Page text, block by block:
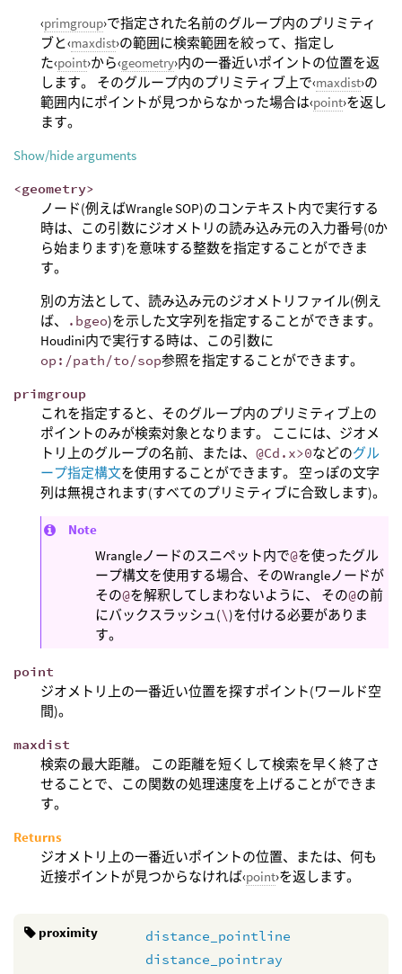
‹primgroup›で指定された名前のグループ内のプリミティ
ブと‹maxdist›の範囲に検索範囲を絞って、指定し
た‹point›から‹geometry›内の一番近いポイントの位置を返
します。 そのグループ内のプリミティブ上で‹maxdist›の
範囲内にポイントが見つからなかった場合は‹point›を返し
ます。
Show/hide arguments
<geometry>
ノード(例えばWrangle SOP)のコンテキスト内で実行する
時は、この引数にジオメトリの読み込み元の入力番号(0か
ら始まります)を意味する整数を指定することができま
す。
別の方法として、読み込み元のジオメトリファイル(例え
ば、
.bgeo)を示した文字列を指定することができます。
Houdini内で実行する時は、この引数に
op:/path/to/sop参照を指定することができます。
primgroup
これを指定すると、そのグループ内のプリミティブ上の
ポイントのみが検索対象となります。 ここには、ジオメ
トリ上のグループの名前、または、 @Cd.x>0などのグル
ープ指定構文を使用することができます。 空っぽの文字
列は無視されます(すべてのプリミティブに合致します)。
Note
Wrangleノードのスニペット内で@を使ったグル
ープ構文を使用する場合、そのWrangleノードが
その@を解釈してしまわないように、 その@の前
にバックスラッシュ(\)を付ける必要がありま
す。
point
ジオメトリ上の一番近い位置を探すポイント(ワールド空
間)。
maxdist
検索の最大距離。 この距離を短くして検索を早く終了さ
せることで、この関数の処理速度を上げることができま
す。
Returns
ジオメトリ上の一番近いポイントの位置、または、何も
近接ポイントが見つからなければ‹point›を返します。
proximity
distance_pointline
distance_pointray